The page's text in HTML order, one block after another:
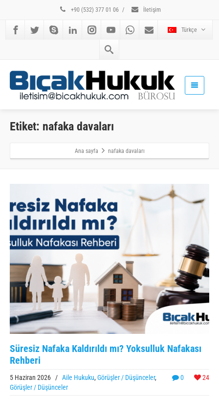
+90 (532) 377 01 06 / İletişim
Türkçe
Etiket: nafaka davaları
Ana sayfa nafaka davaları
Süresiz Nafaka Kaldırıldı mı? Yoksulluk Nafakası
Rehberi
0 24
5 Haziran 2026 / Aile Hukuku, Görüşler / Düşünceler,
Görüşler / Düşünceler